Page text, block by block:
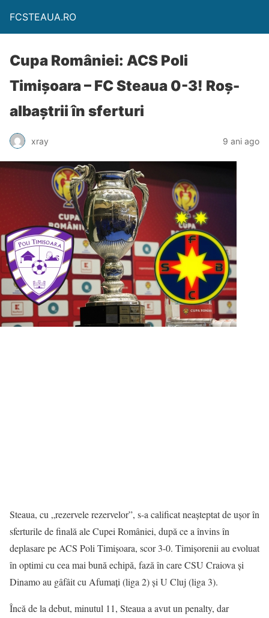
FCSTEAUA.RO
Cupa României: ACS Poli
Timișoara – FC Steaua 0-3! Roș-
albaștrii în sferturi
xray 9 ani ago
Steaua, cu „rezervele rezervelor”, s-a calificat neașteptat de ușor în
sferturile de finală ale Cupei României, după ce a învins în
deplasare pe ACS Poli Timișoara, scor 3-0. Timișorenii au evoluat
în optimi cu cea mai bună echipă, fază în care CSU Craiova și
Dinamo au gâfâit cu Afumați (liga 2) și U Cluj (liga 3).
Încă de la debut, minutul 11, Steaua a avut un penalty, dar